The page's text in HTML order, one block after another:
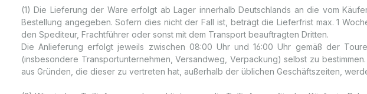
(1) Die Lieferung der Ware erfolgt ab Lager innerhalb Deutschlands an die vom
Bestellung angegeben. Sofern dies nicht der Fall ist, beträgt die Lieferfrist max. 1
den Spediteur, Frachtführer oder sonst mit dem Transport beauftragten Dritten.
Die Anlieferung erfolgt jeweils zwischen 08:00 Uhr und 16:00 Uhr gemäß der
(insbesondere Transportunternehmen, Versandweg, Verpackung) selbst zu
aus Gründen, die dieser zu vertreten hat, außerhalb der üblichen Geschäftszeiten,